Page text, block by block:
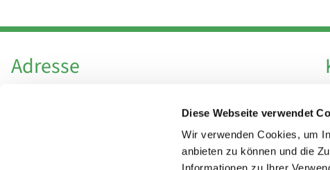
Diese Webseite verwendet
Wir verwenden Cookies, um
anbieten zu können und die
Adresse
Hl. Theresa von Avila Berlin Nordost
Leitender Pfarrer - Norbert Pomplun